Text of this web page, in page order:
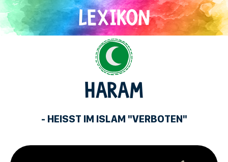
Direkt
zum
Inhalt
HARAM
- HEISST IM ISLAM "VERBOTEN"